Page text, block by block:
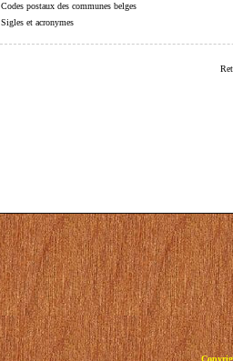
Codes postaux des communes belges
Sigles et acronymes